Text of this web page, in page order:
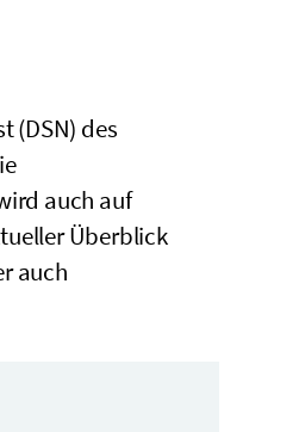
(DSN) des
auch auf
Überblick
auch